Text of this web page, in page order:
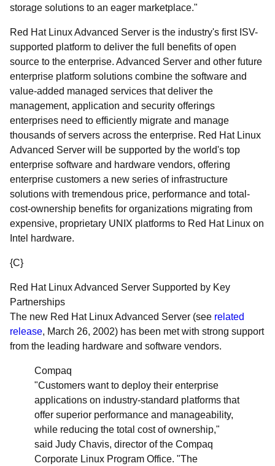
storage solutions to an eager marketplace."
Red Hat Linux Advanced Server is the industry's first ISV-
supported platform to deliver the full benefits of open
source to the enterprise. Advanced Server and other future
enterprise platform solutions combine the software and
value-added managed services that deliver the
management, application and security offerings
enterprises need to efficiently migrate and manage
thousands of servers across the enterprise. Red Hat Linux
Advanced Server will be supported by the world's top
enterprise software and hardware vendors, offering
enterprise customers a new series of infrastructure
solutions with tremendous price, performance and total-
cost-ownership benefits for organizations migrating from
expensive, proprietary UNIX platforms to Red Hat Linux on
Intel hardware.
{C}
Red Hat Linux Advanced Server Supported by Key
Partnerships
The new Red Hat Linux Advanced Server (see related
release, March 26, 2002) has been met with strong support
from the leading hardware and software vendors.
Compaq
"Customers want to deploy their enterprise
applications on industry-standard platforms that
offer superior performance and manageability,
while reducing the total cost of ownership,"
said Judy Chavis, director of the Compaq
Corporate Linux Program Office. "The